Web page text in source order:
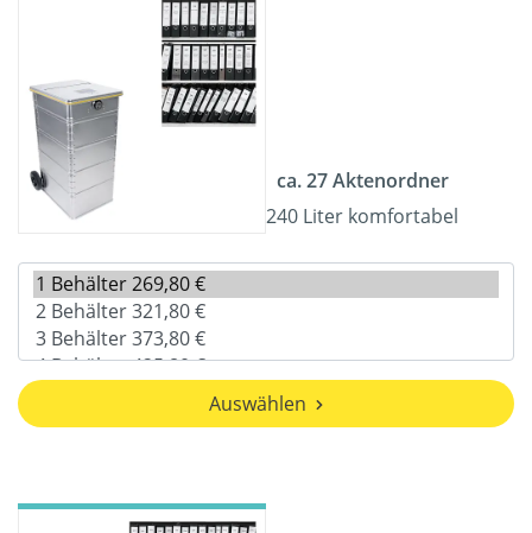
ca. 27 Aktenordner
240 Liter komfortabel
Auswählen